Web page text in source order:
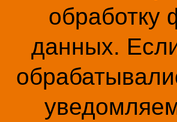
обработку
данных.